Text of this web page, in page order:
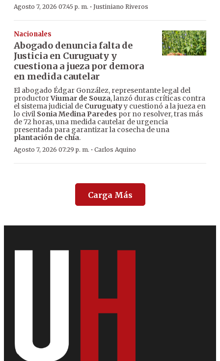
Agosto 7, 2026 07:45 p. m. · Justiniano Riveros
Nacionales
Abogado denuncia falta de
Justicia en Curuguaty y
cuestiona a jueza por demora
en medida cautelar
El abogado Édgar González, representante legal del
productorViumar de Souza, lanzó duras críticas contra
el sistema judicial de Curuguatyy cuestionó a la jueza en
lo civil Sonia Medina Paredes por no resolver, tras más
de 72 horas, una medida cautelar de urgencia
presentada para garantizar la cosecha de una
plantación de chía.
Agosto 7, 2026 07:29 p. m. · Carlos Aquino
Carga Más